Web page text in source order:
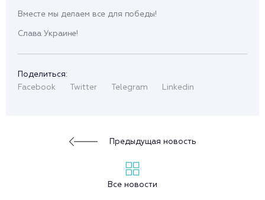
Вместе мы делаем все для победы!
Слава Украине!
Поделиться:
Facebook
Twitter Telegram Linkedin
Предыдущая новость
Все новости